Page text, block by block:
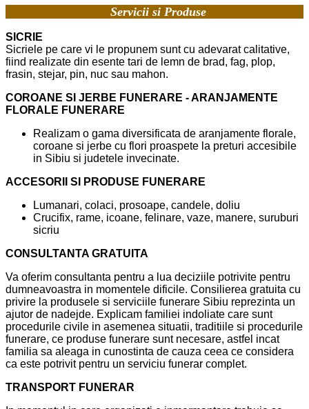
Servicii si Produse
SICRIE
Sicriele pe care vi le propunem sunt cu adevarat calitative,
fiind realizate din esente tari de lemn de brad, fag, plop,
frasin, stejar, pin, nuc sau mahon.
COROANE SI JERBE FUNERARE - ARANJAMENTE
FLORALE FUNERARE
Realizam o gama diversificata de aranjamente florale,
coroane si jerbe cu flori proaspete la preturi accesibile
in Sibiu si judetele invecinate.
ACCESORII SI PRODUSE FUNERARE
Lumanari, colaci, prosoape, candele, doliu
Crucifix, rame, icoane, felinare, vaze, manere, suruburi
sicriu
CONSULTANTA GRATUITA
Va oferim consultanta pentru a lua deciziile potrivite pentru
dumneavoastra in momentele dificile. Consilierea gratuita cu
privire la produsele si serviciile funerare Sibiu reprezinta un
ajutor de nadejde. Explicam familiei indoliate care sunt
procedurile civile in asemenea situatii, traditiile si procedurile
funerare, ce produse funerare sunt necesare, astfel incat
familia sa aleaga in cunostinta de cauza ceea ce considera
ca este potrivit pentru un serviciu funerar complet.
TRANSPORT FUNERAR